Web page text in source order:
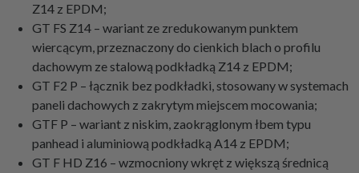
Z14 z EPDM;
GT FS Z14 – wariant ze zredukowanym punktem
wiercącym, przeznaczony do cienkich blach o profilu
dachowym ze stalową podkładką Z14 z EPDM;
GT F2 P – łącznik bez podkładki, stosowany w systemach
paneli dachowych z zakrytym miejscem mocowania;
GTF P – wariant z niskim, zaokrąglonym łbem typu
panhead i aluminiową podkładką A14 z EPDM;
GT F HD Z16 – wzmocniony wkręt z większą średnicą